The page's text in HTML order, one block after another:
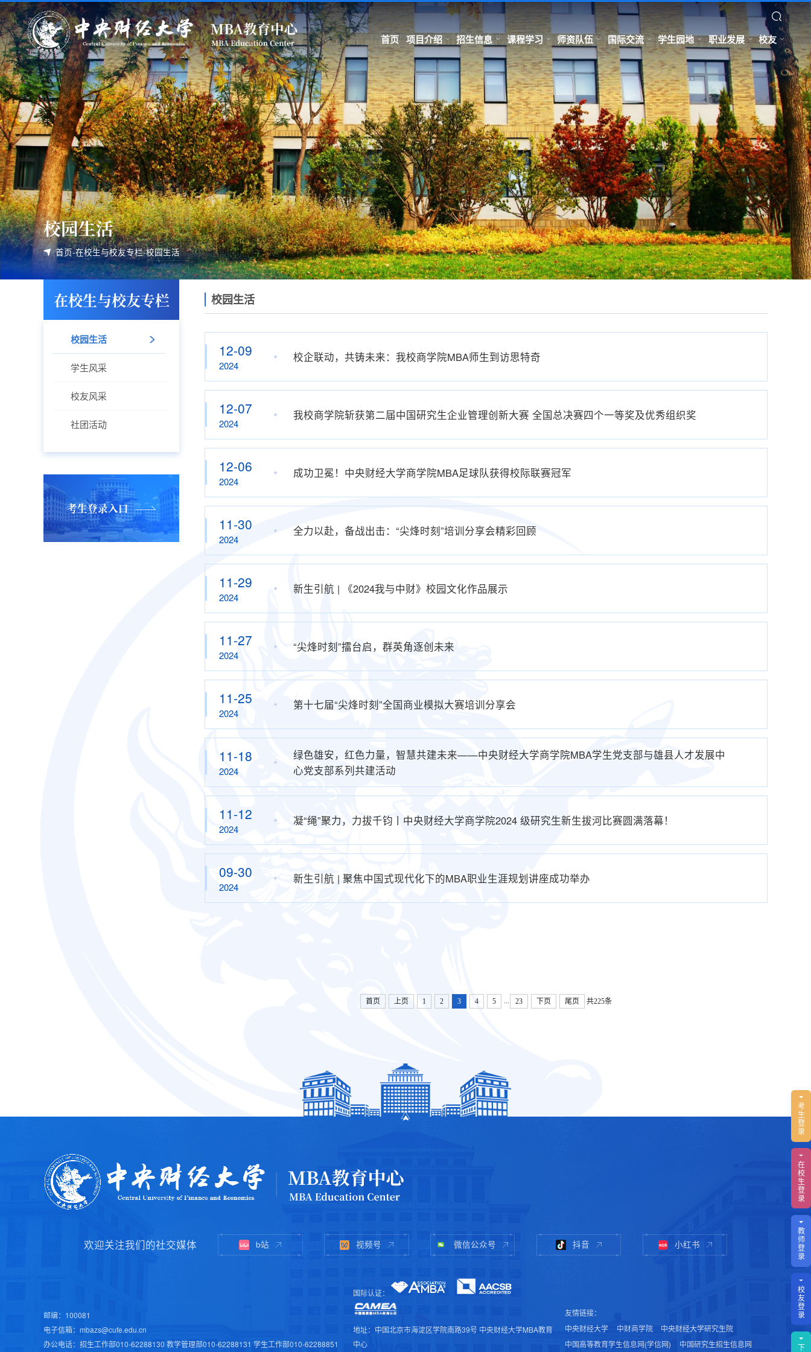
首页 项目介绍 招生信息 课程学习 师资队伍 国际交流 学生园地 职业发展 校友
校园生活
首页-在校生与校友专栏-校园生活
在校生与校友专栏
校园生活
学生风采
校友风采
社团活动
考生登录入口
校园生活
12-09
2024
校企联动，共铸未来：我校商学院MBA师生到访思特奇
12-07
2024
我校商学院斩获第二届中国研究生企业管理创新大赛 全国总决赛四个一等奖及优秀组织奖
12-06
2024
成功卫冕！中央财经大学商学院MBA足球队获得校际联赛冠军
11-30
2024
全力以赴，备战出击：“尖烽时刻”培训分享会精彩回顾
11-29
2024
新生引航 | 《2024我与中财》校园文化作品展示
11-27
2024
“尖烽时刻”擂台启，群英角逐创未来
11-25
2024
第十七届“尖烽时刻”全国商业模拟大赛培训分享会
11-18
2024
绿色雄安，红色力量，智慧共建未来——中央财经大学商学院MBA学生党支部与雄县人才发展中
心党支部系列共建活动
11-12
2024
凝“绳”聚力，力拔千钧丨中央财经大学商学院2024 级研究生新生拔河比赛圆满落幕！
09-30
2024
新生引航 | 聚焦中国式现代化下的MBA职业生涯规划讲座成功举办
首页 上页 1 2 3 4 5 ... 23 下页 尾页 共225条
欢迎关注我们的社交媒体 b站 视频号 微信公众号 抖音 小红书
邮编：100081
电子信箱：mbazs@cufe.edu.cn
办公电话：招生工作部010-62288130 教学管理部010-62288131 学生工作部010-62288851
国际认证：
地址：中国北京市海淀区学院南路39号 中央财经大学MBA教育
中心
友情链接：
中央财经大学
中财商学院
中央财经大学研究生院
中国高等教育学生信息网(学信网)
中国研究生招生信息网
考
生
登
录
在
校
生
登
录
教
师
登
录
校
友
登
录
下